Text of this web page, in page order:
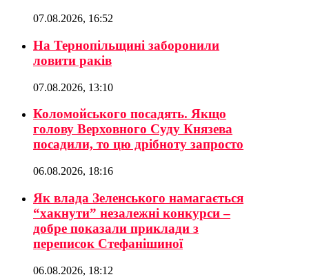
07.08.2026, 16:52
На Тернопільщині заборонили
ловити раків
07.08.2026, 13:10
Коломойського посадять. Якщо
голову Верховного Суду Князева
посадили, то цю дрібноту запросто
06.08.2026, 18:16
Як влада Зеленського намагається
“хакнути” незалежні конкурси –
добре показали приклади з
переписок Стефанішиної
06.08.2026, 18:12